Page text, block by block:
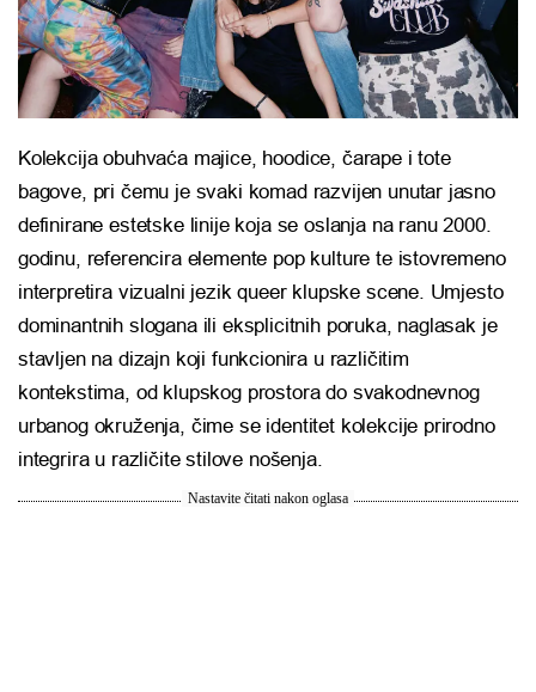
Kolekcija obuhvaća majice, hoodice, čarape i tote
bagove, pri čemu je svaki komad razvijen unutar jasno
definirane estetske linije koja se oslanja na ranu 2000.
godinu, referencira elemente pop kulture te istovremeno
interpretira vizualni jezik queer klupske scene. Umjesto
dominantnih slogana ili eksplicitnih poruka, naglasak je
stavljen na dizajn koji funkcionira u različitim
kontekstima, od klupskog prostora do svakodnevnog
urbanog okruženja, čime se identitet kolekcije prirodno
integrira u različite stilove nošenja.
Nastavite čitati nakon oglasa